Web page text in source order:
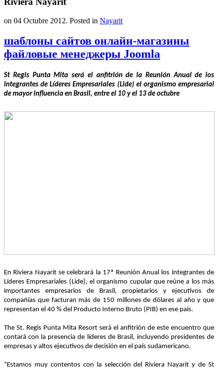
on 04 Octubre 2012. Posted in Nayarit
шаблоны сайтов онлайн-магазины
файловые менеджеры Joomla
St Regis Punta Mita será el anfitrión de la Reunión Anual de los
Integrantes de Líderes Empresariales (Lide) el organismo empresarial
de mayor influencia en Brasil, entre el 10 y el 13 de octubre
En Riviera Nayarit se celebrará la 17ª Reunión Anual los integrantes de
Líderes Empresariales (Lide), el organismo cupular que reúne a los más
importantes empresarios de Brasil, propietarios y ejecutivos de
compañías que facturan más de 150 millones de dólares al año y que
representan el 40 % del Producto Interno Bruto (PIB) en ese país.
The St. Regis Punta Mita Resort será el anfitrión de este encuentro que
contará con la presencia de líderes de Brasil, incluyendo presidentes de
empresas y altos ejecutivos de decisión en el país sudamericano.
“Estamos muy contentos con la selección del Riviera Nayarit y de St